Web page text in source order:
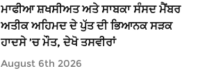
ਮਾਫੀਆ ਸ਼ਖਸੀਅਤ ਅਤੇ ਸਾਬਕਾ ਸੰਸਦ ਮੈਂਬਰ
ਅਤੀਕ ਅਹਿਮਦ ਦੇ ਪੁੱਤ ਦੀ ਭਿਆਨਕ ਸੜਕ
ਹਾਦਸੇ ’ਚ ਮੌਤ, ਦੇਖੋ ਤਸਵੀਰਾਂ
August 6th 2026